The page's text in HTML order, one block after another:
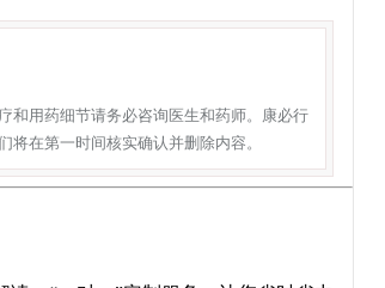
和用药细节请务必咨询医生和药师。康必行
在第一时间核实确认并删除内容。